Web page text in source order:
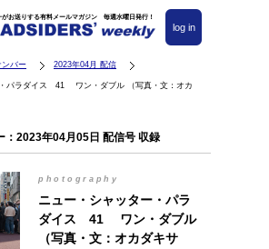
がお送りする有料メールマガジン 毎週水曜日発行！
log in
ンバー 2023年04月 配信
パラダイス 41 ワン・ダブル （写真・文：オカ
：2023年04月05日 配信号 収録
photography
ニュー・シャッター・パラ
ダイス 41 ワン・ダブル
（写真・文：オカダキサ